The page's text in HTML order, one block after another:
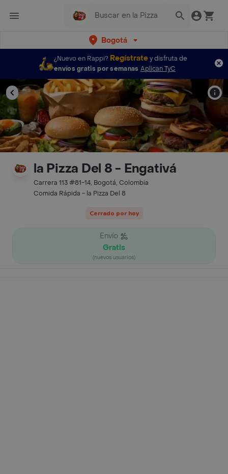
Bogotá
¿Nuevo en Rappi? Regístratey disfruta de
envíos gratis por semanas Aplican TyC
la Pizza Del 8 - Engativá
Carrera 113 #81-14, Bogotá, Colombia
Comida Rápida - la Pizza Del 8
Cerrado por hoy
Envío
Gratis
(nuevos usuarios)